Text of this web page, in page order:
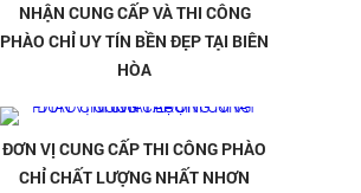
NHẬN CUNG CẤP VÀ THI CÔNG
PHÀO CHỈ UY TÍN BỀN ĐẸP TẠI BIÊN
HÒA
ĐƠN VỊ CUNG CẤP THI CÔNG PHÀO
CHỈ CHẤT LƯỢNG NHẤT NHƠN